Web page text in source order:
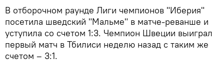
В отборочном раунде Лиги чемпионов "Иберия"
посетила шведский "Мальме" в матче-реванше и
уступила со счетом 1:3. Чемпион Швеции выиграл
первый матч в Тбилиси неделю назад с таким же
счетом – 3:1.